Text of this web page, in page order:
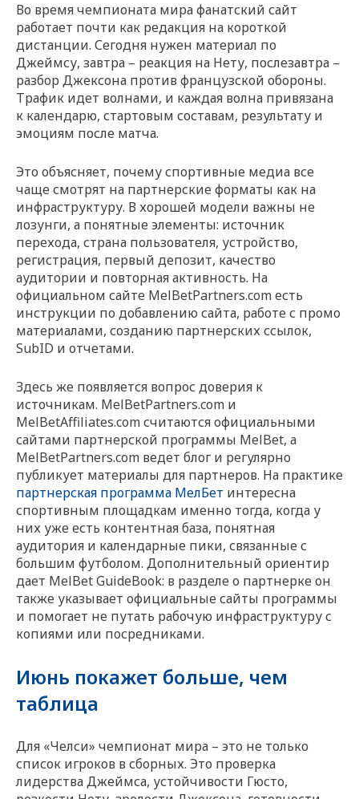
Во время чемпионата мира фанатский сайт
работает почти как редакция на короткой
дистанции. Сегодня нужен материал по
Джеймсу, завтра – реакция на Нету, послезавтра –
разбор Джексона против французской обороны.
Трафик идет волнами, и каждая волна привязана
к календарю, стартовым составам, результату и
эмоциям после матча.
Это объясняет, почему спортивные медиа все
чаще смотрят на партнерские форматы как на
инфраструктуру. В хорошей модели важны не
лозунги, а понятные элементы: источник
перехода, страна пользователя, устройство,
регистрация, первый депозит, качество
аудитории и повторная активность. На
официальном сайте MelBetPartners.com есть
инструкции по добавлению сайта, работе с промо
материалами, созданию партнерских ссылок,
SubID и отчетами.
Здесь же появляется вопрос доверия к
источникам. MelBetPartners.com и
MelBetAffiliates.com считаются официальными
сайтами партнерской программы MelBet, а
MelBetPartners.com ведет блог и регулярно
публикует материалы для партнеров. На практике
партнерская программа МелБет интересна
спортивным площадкам именно тогда, когда у
них уже есть контентная база, понятная
аудитория и календарные пики, связанные с
большим футболом. Дополнительный ориентир
дает MelBet GuideBook: в разделе о партнерке он
также указывает официальные сайты программы
и помогает не путать рабочую инфраструктуру с
копиями или посредниками.
Июнь покажет больше, чем
таблица
Для «Челси» чемпионат мира – это не только
список игроков в сборных. Это проверка
лидерства Джеймса, устойчивости Гюсто,